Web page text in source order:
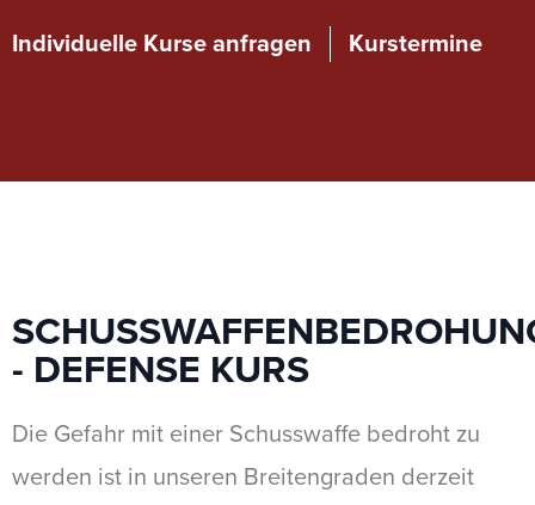
Individuelle Kurse anfragen Kurstermine
- DEFENSE KURS
Die Gefahr mit einer Schusswaffe bedroht zu
werden ist in unseren Breitengraden derzeit